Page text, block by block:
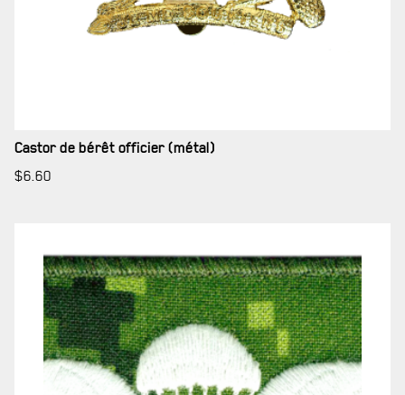
SERVICES À LA CITADELLE
HÉBERGEMENT
MESS ET CUISINE
MUSÉE
RÉSIDENCE DU GOUVERNEUR GÉNÉRAL
Castor de bérêt officier (métal)
$6.60